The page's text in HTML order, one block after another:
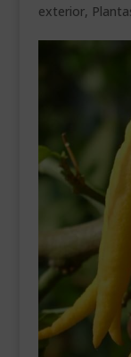
MASCOTAS
DECORACIÓN
BLOG
VEURE EN CATALÀ
exterior,